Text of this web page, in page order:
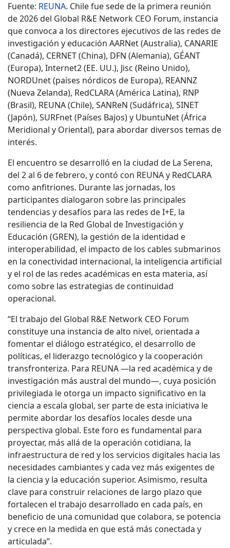
Fuente: REUNA. Chile fue sede de la primera reunión
de 2026 del Global R&E Network CEO Forum, instancia
que convoca a los directores ejecutivos de las redes de
investigación y educación AARNet (Australia), CANARIE
(Canadá), CERNET (China), DFN (Alemania), GÉANT
(Europa), Internet2 (EE. UU.), Jisc (Reino Unido),
NORDUnet (países nórdicos de Europa), REANNZ
(Nueva Zelanda), RedCLARA (América Latina), RNP
(Brasil), REUNA (Chile), SANReN (Sudáfrica), SINET
(Japón), SURFnet (Países Bajos) y UbuntuNet (África
Meridional y Oriental), para abordar diversos temas de
interés.
El encuentro se desarrolló en la ciudad de La Serena,
del 2 al 6 de febrero, y contó con REUNA y RedCLARA
como anfitriones. Durante las jornadas, los
participantes dialogaron sobre las principales
tendencias y desafíos para las redes de I+E, la
resiliencia de la Red Global de Investigación y
Educación (GREN), la gestión de la identidad e
interoperabilidad, el impacto de los cables submarinos
en la conectividad internacional, la inteligencia artificial
y el rol de las redes académicas en esta materia, así
como sobre las estrategias de continuidad
operacional.
“El trabajo del Global R&E Network CEO Forum
constituye una instancia de alto nivel, orientada a
fomentar el diálogo estratégico, el desarrollo de
políticas, el liderazgo tecnológico y la cooperación
transfronteriza. Para REUNA —la red académica y de
investigación más austral del mundo—, cuya posición
privilegiada le otorga un impacto significativo en la
ciencia a escala global, ser parte de esta iniciativa le
permite abordar los desafíos locales desde una
perspectiva global. Este foro es fundamental para
proyectar, más allá de la operación cotidiana, la
infraestructura de red y los servicios digitales hacia las
necesidades cambiantes y cada vez más exigentes de
la ciencia y la educación superior. Asimismo, resulta
clave para construir relaciones de largo plazo que
fortalecen el trabajo desarrollado en cada país, en
beneficio de una comunidad que colabora, se potencia
y crece en la medida en que está más conectada y
articulada”.